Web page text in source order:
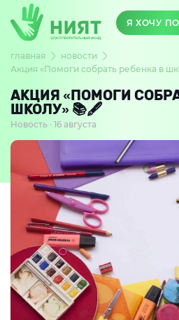
Я ХОЧУ
главная
новости
Акция «Помоги собрать ребенка в
АКЦИЯ «ПОМОГИ
ШКОЛУ» 📚🖋
Новость · 16 августа